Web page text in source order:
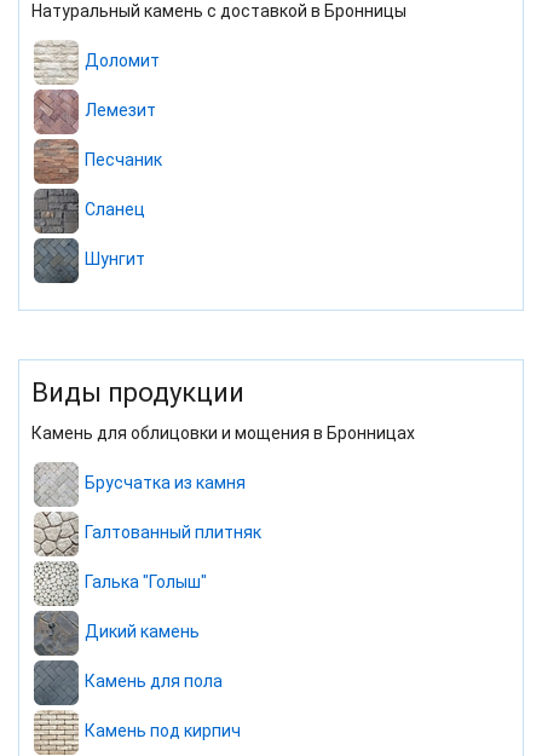
Натуральный камень с доставкой в Бронницы
Доломит
Лемезит
Песчаник
Сланец
Шунгит
Виды продукции
Камень для облицовки и мощения в Бронницах
Брусчатка из камня
Галтованный плитняк
Галька "Голыш"
Дикий камень
Камень для пола
Камень под кирпич